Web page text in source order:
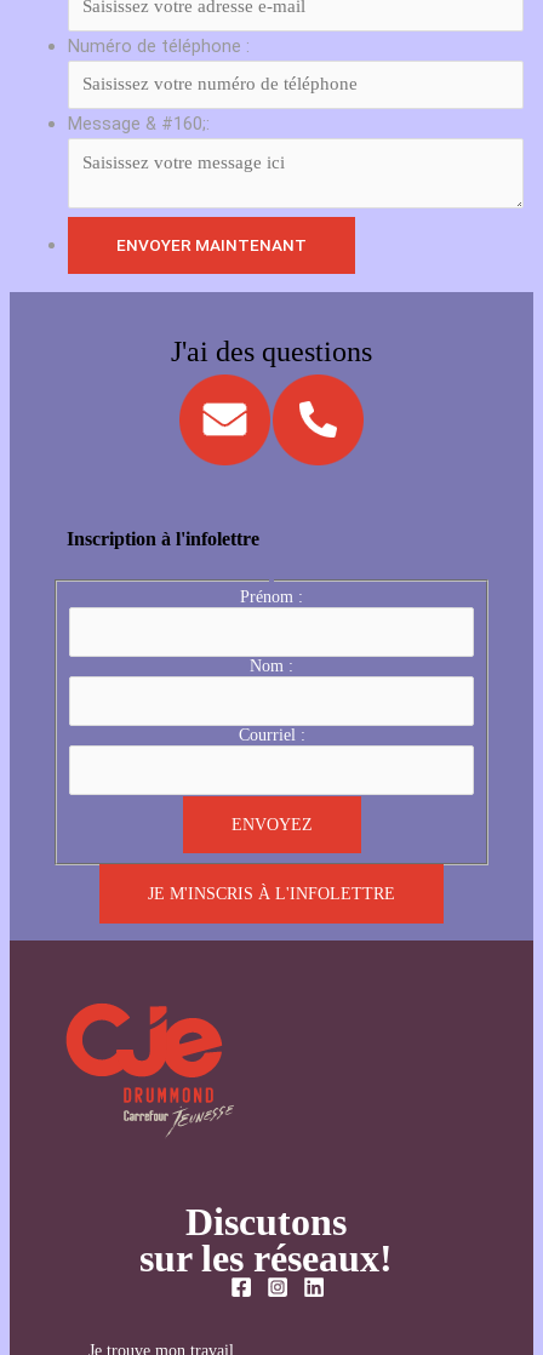
Numéro de téléphone :
Message & #160;:
J'ai des questions
Inscription à l'infolettre
Prénom :
Nom :
Courriel :
JE M'INSCRIS À L'INFOLETTRE
Discutons
sur les réseaux!
Je trouve mon travail